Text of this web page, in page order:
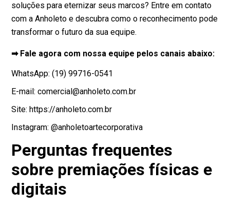
soluções para eternizar seus marcos? Entre em contato
com a Anholeto e descubra como o reconhecimento pode
transformar o futuro da sua equipe.
➡ Fale agora com nossa equipe pelos canais abaixo:
WhatsApp: (19) 99716-0541
E-mail: comercial@anholeto.com.br
Site: https://anholeto.com.br
Instagram: @anholetoartecorporativa
Perguntas frequentes
sobre premiações físicas e
digitais